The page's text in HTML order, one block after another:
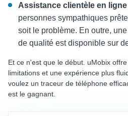
Assistance clientèle en ligne
personnes sympathiques
soit le problème. En outre,
de qualité est disponible sur
Et ce n'est que le début. uMobix
limitations et une expérience plus
voulez un traceur de téléphone
est le gagnant.